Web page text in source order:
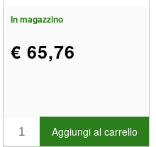
In magazzino
€ 65,76
Aggiungi al carrello